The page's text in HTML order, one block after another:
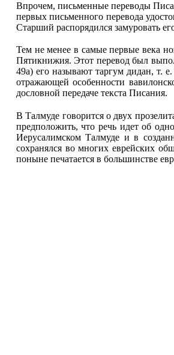
Впрочем, письменные переводы
первых письменного перевода
Старший распорядился замуровать
Тем не менее в самые первые века
Пятикнижия. Этот перевод был
49а) его называют таргум дидан, т.
отражающей особенности
дословной передаче текста Писания.
В Талмуде говорится о двух
предположить, что речь идет об
Иерусалимском Талмуде и в
сохранялся во многих еврейских
поныне печатается в большинстве